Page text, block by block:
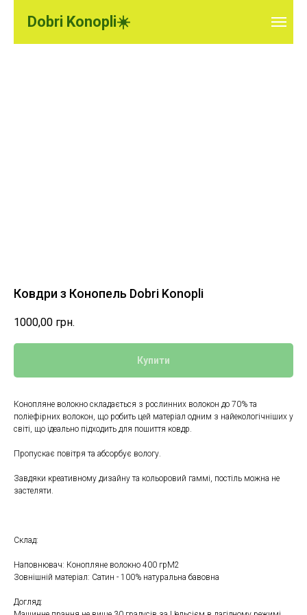
Dobri Konopli☀️
Ковдри з Конопель Dobri Konopli
1000,00 грн.
Купити
Конопляне волокно складається з рослинних волокон до 70% та
поліефірних волокон, що робить цей матеріал одним з найекологічніших у
світі, що ідеально підходить для пошиття ковдр.
Пропускає повітря та абсорбує вологу.
Завдяки креативному дизайну та кольоровий гаммі, постіль можна не
застеляти.
Склад:
Наповнювач: Конопляне волокно 400 грМ2
Зовнішній матеріал: Сатин - 100% натуральна бавовна
Догляд: